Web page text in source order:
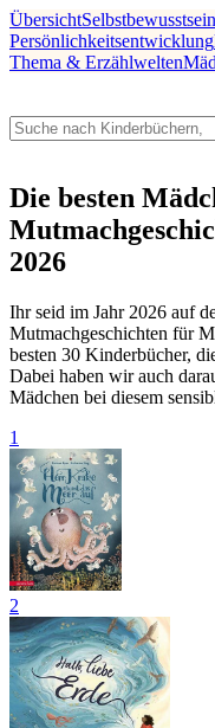
Übersicht
Persönlichkeitsentwicklung
Thema & Erzählwelten
Die besten
2026
Ihr seid im Jahr 2026 auf
Mutmachgeschichten für
besten 30 Kinderbücher,
Dabei haben wir auch
Mädchen bei diesem
1
2